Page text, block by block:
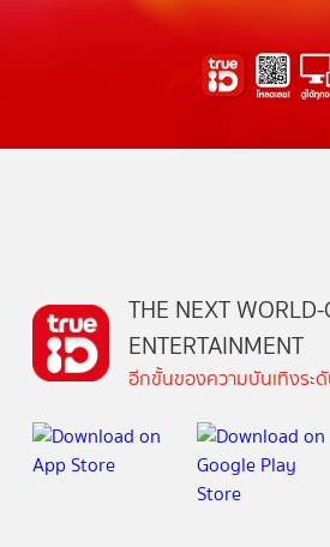
THE NEXT
ENTERTAINMENT
อีกขั้นของความบันเทิงระ